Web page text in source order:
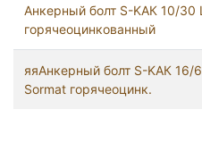
Анкерный болт S-KAК 10/30
горячеоцинкованный
яяАнкерный болт S-KAК 16/
Sormat горячеоцинк.